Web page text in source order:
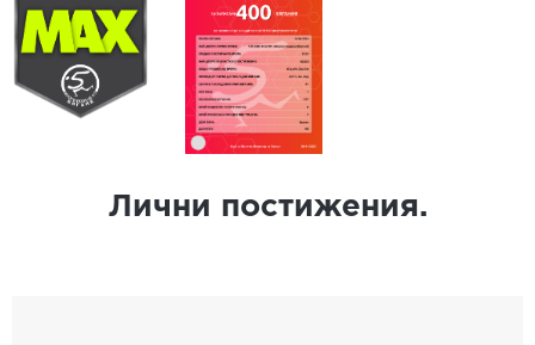
Лични постижения.